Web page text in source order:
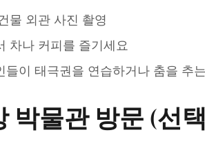
물 외관 사진 촬영
차나 커피를 즐기세요
들이 태극권을 연습하거나 춤을 추
박물관 방문 (선